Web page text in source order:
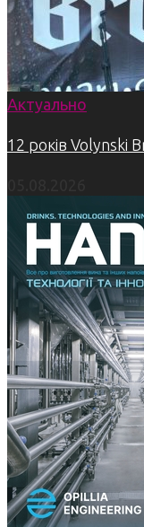
Актуально
12 років Volynski